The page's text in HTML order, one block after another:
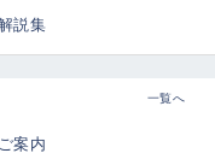
説集
一覧へ
案内